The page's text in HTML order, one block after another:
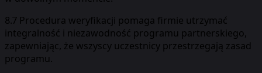
8.7 Procedura weryfikacji pomaga firmie utrzymać
integralność i niezawodność programu partnerskiego,
zapewniając, że wszyscy uczestnicy przestrzegają zasad
programu.